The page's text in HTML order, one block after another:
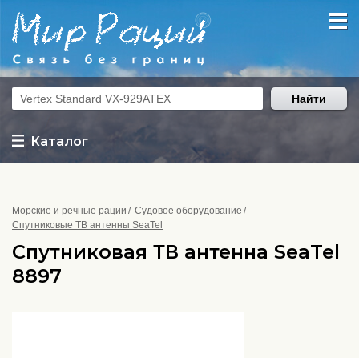
Каталог
Найти
Морские и речные рации
Судовое оборудование
Спутниковые ТВ антенны SeaTel
Спутниковая ТВ антенна SeaTel
8897